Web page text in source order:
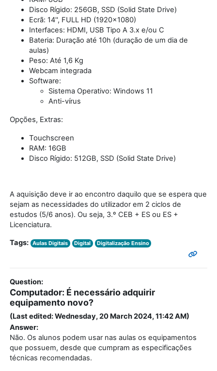
Disco Rígido: 256GB, SSD (Solid State Drive)
Ecrã: 14'', FULL HD (1920x1080)
Interfaces: HDMI, USB Tipo A 3.x e/ou C
Bateria: Duração até 10h (duração de um dia de
aulas)
Peso: Até 1,6 Kg
Webcam integrada
Software:
Sistema Operativo: Windows 11
Anti-vírus
Opções, Extras:
Touchscreen
RAM: 16GB
Disco Rígido: 512GB, SSD (Solid State Drive)
A aquisição deve ir ao encontro daquilo que se espera que
sejam as necessidades do utilizador em 2 ciclos de
estudos (5/6 anos). Ou seja, 3.º CEB + ES ou ES +
Licenciatura.
Tags: Aulas Digitais Digital Digitalização Ensino
Question:
Computador: É necessário adquirir
equipamento novo?
(Last edited: Wednesday, 20 March 2024, 11:42 AM)
Answer:
Não. Os alunos podem usar nas aulas os equipamentos
que possuem, desde que cumpram as especificações
técnicas recomendadas.